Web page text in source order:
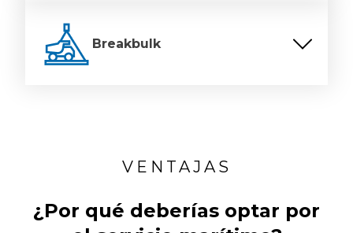
Breakbulk
VENTAJAS
¿Por qué deberías optar por